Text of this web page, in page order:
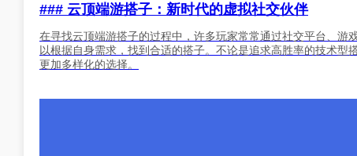
### 云顶端游搭子：新时代的虚拟社交伙伴
在寻找云顶端游搭子的过程中，许多玩家常常通过社交平台、
以根据自身需求，找到合适的搭子。不论是追求高胜率的技术
更加多样化的选择。